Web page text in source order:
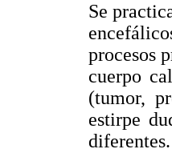
Se
procesos
cuerpo
(tumor,
estirpe
diferentes.